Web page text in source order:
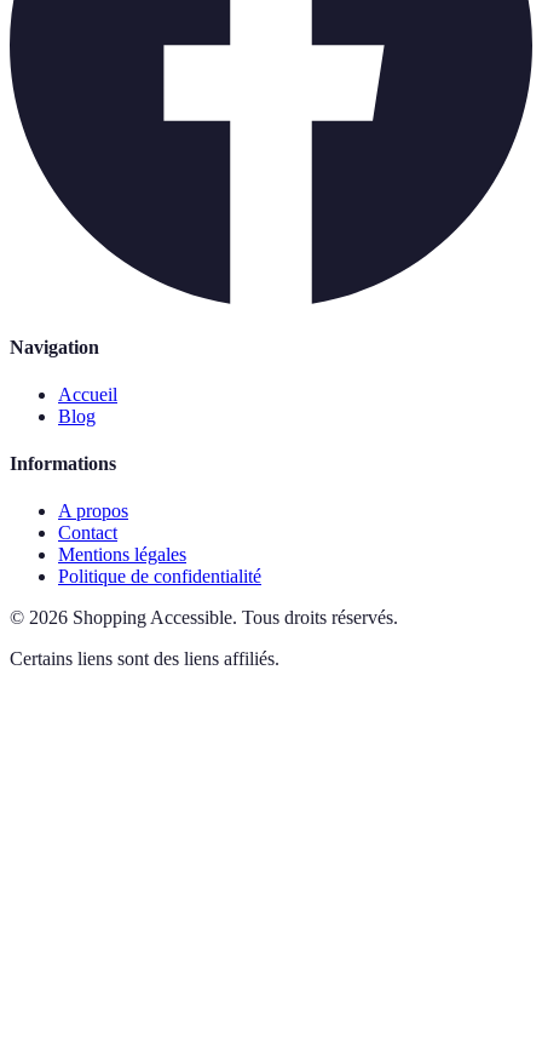
Navigation
Accueil
Blog
Informations
A propos
Contact
Mentions légales
Politique de confidentialité
© 2026 Shopping Accessible. Tous droits réservés.
Certains liens sont des liens affiliés.